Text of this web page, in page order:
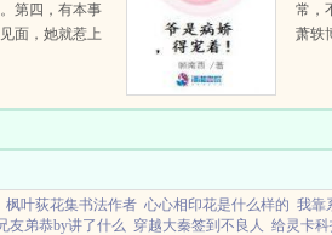
第四，有本事
面，她就惹上
常，
萧轶
力是
枫叶荻花集书法作者 心心相印花是什么样的 我靠
友弟恭by讲了什么 穿越大秦签到不良人 给灵卡